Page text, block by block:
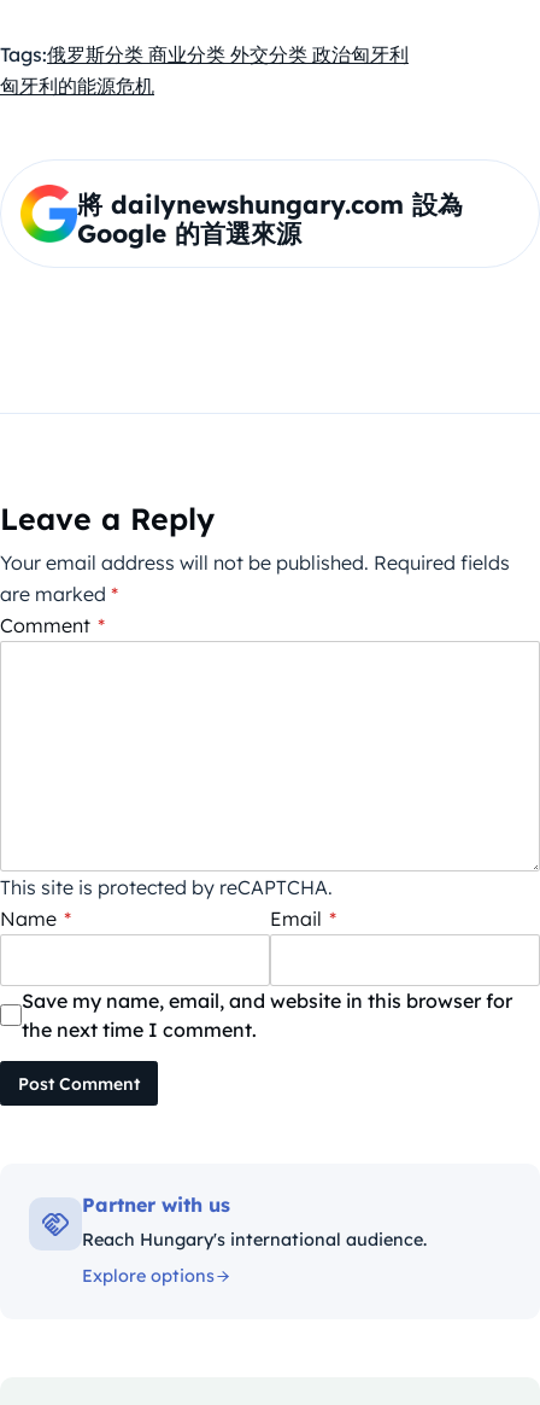
Tags:俄罗斯分类 商业分类 外交分类 政治匈牙利
匈牙利的能源危机
將 dailynewshungary.com 設為
Google 的首選來源
Leave a Reply
Your email address will not be published. Required fields
are marked *
Comment *
This site is protected by reCAPTCHA.
Name * Email *
Save my name, email, and website in this browser for
the next time I comment.
Post Comment
Partner with us
Reach Hungary's international audience.
Explore options